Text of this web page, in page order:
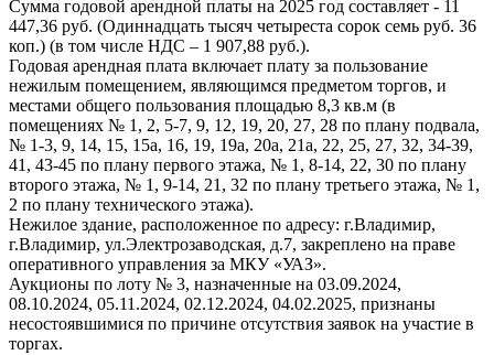
Сумма годовой арендной платы на 2025 год составляет - 11
447,36 руб. (Одиннадцать тысяч четыреста сорок семь руб. 36
коп.) (в том числе НДС – 1 907,88 руб.).
Годовая арендная плата включает плату за пользование
нежилым помещением, являющимся предметом торгов, и
местами общего пользования площадью 8,3 кв.м (в
помещениях № 1, 2, 5-7, 9, 12, 19, 20, 27, 28 по плану подвала,
№ 1-3, 9, 14, 15, 15а, 16, 19, 19а, 20а, 21а, 22, 25, 27, 32, 34-39,
41, 43-45 по плану первого этажа, № 1, 8-14, 22, 30 по плану
второго этажа, № 1, 9-14, 21, 32 по плану третьего этажа, № 1,
2 по плану технического этажа).
Нежилое здание, расположенное по адресу: г.Владимир,
г.Владимир, ул.Электрозаводская, д.7, закреплено на праве
оперативного управления за МКУ «УАЗ».
Аукционы по лоту № 3, назначенные на 03.09.2024,
08.10.2024, 05.11.2024, 02.12.2024, 04.02.2025, признаны
несостоявшимися по причине отсутствия заявок на участие в
торгах.